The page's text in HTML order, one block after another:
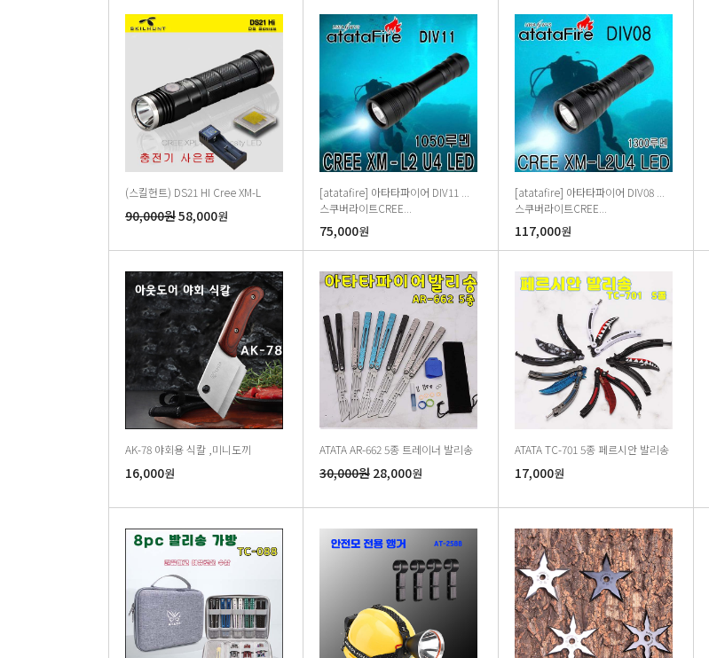
(스킬헌트) DS21 HI Cree XM-L
90,000원58,000원
[atatafire] 아타타파이어 DIV11 ...
스쿠버라이트CREE...
75,000원
[atatafire] 아타타파이어 DIV08 ...
스쿠버라이트CREE...
117,000원
AK-78 야회용 식칼 ,미니도끼
16,000원
ATATA AR-662 5종 트레이너 발리송
30,000원 28,000원
ATATA TC-701 5종 페르시안 발리송
17,000원